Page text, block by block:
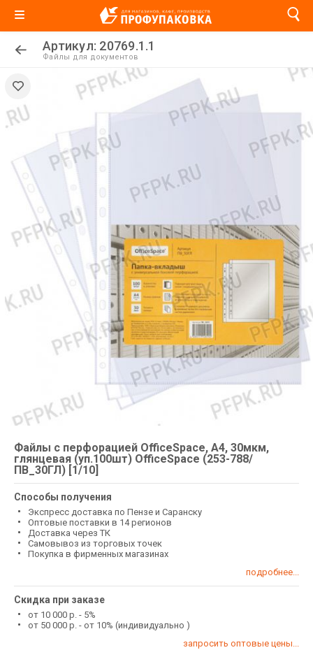
Артикул: 20769.1.1
Файлы для документов
Файлы с перфорацией OfficeSpace, А4, 30мкм,
глянцевая (уп.100шт) OfficeSpace (253-788/
ПВ_30ГЛ) [1/10]
Способы получения
Экспресс доставка по Пензе и Саранску
Оптовые поставки в 14 регионов
Доставка через ТК
Самовывоз из торговых точек
Покупка в фирменных магазинах
подробнее...
Скидка при заказе
от 10 000 р. - 5%
от 50 000 р. - от 10% (индивидуально )
запросить оптовые цены...